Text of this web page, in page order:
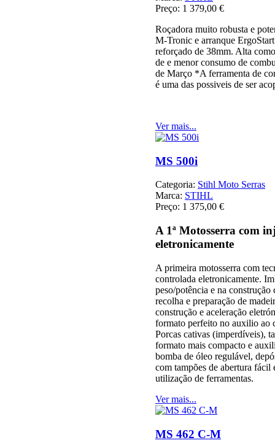
Preço: 1 379,00 €
Roçadora muito robusta e
M-Tronic e arranque
reforçado de 38mm. Alta
de e menor consumo de
de Março *A ferramenta de
é uma das possiveis de ser
Ver mais...
MS 500i
Categoria: Stihl Moto Serras
Marca: STIHL
Preço: 1 375,00 €
A 1ª Motosserra com
eletronicamente
A primeira motosserra com
controlada eletronicamente.
peso/potência e na construção
recolha e preparação de
construção e aceleração
formato perfeito no auxilio ao
Porcas cativas (imperdíveis),
formato mais compacto e
bomba de óleo regulável,
com tampões de abertura fácil
utilização de ferramentas.
Ver mais...
MS 462 C-M